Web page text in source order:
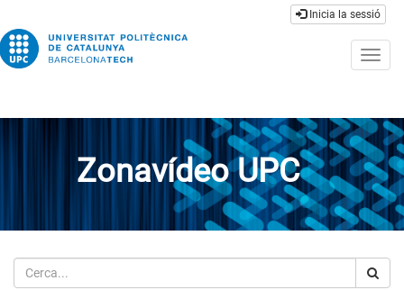
Inicia la sessió
Zonavídeo UPC
Cerca